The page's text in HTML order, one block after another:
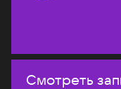
Смотреть